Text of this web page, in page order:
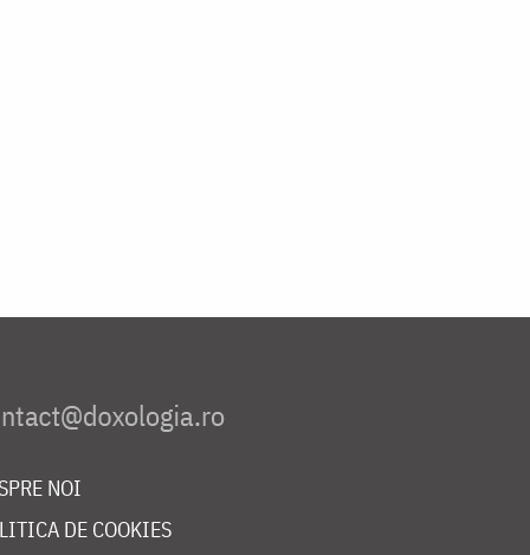
NOI
DE COOKIES